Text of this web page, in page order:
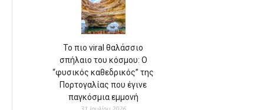
Το πιο viral θαλάσσιο
σπήλαιο του κόσμου: Ο
“φυσικός καθεδρικός” της
Πορτογαλίας που έγινε
παγκόσμια εμμονή